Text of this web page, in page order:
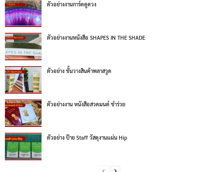
ตัวอย่างงานการ์ดดูดวง
ตัวอย่างงานหนังสือ SHAPES IN THE SHADE
ตัวอย่าง ชั้นวางสินค้าพลาสวูด
ตัวอย่างงาน หนังสือสวดมนต์ ชำร่วย
ตัวอย่าง ป้าย Staff วัสดุงานแผ่น Hip